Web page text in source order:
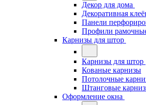
Декор для дома
Декоративная
Панели
Профили
Карнизы для штор
Карнизы для штор
Кованые карнизы
Потолочные
Штанговые
Оформление окна